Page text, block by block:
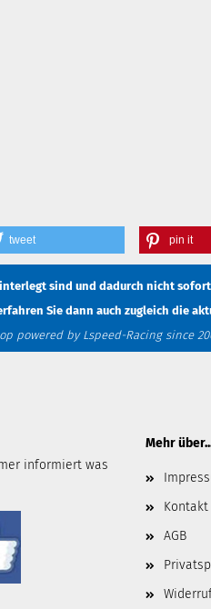
tweet pin it
sind und dadurch nicht sofort
Sie dann auch zugleich die
powered by Lspeed-Racing since
informiert was
Mehr
Kontakt
AGB